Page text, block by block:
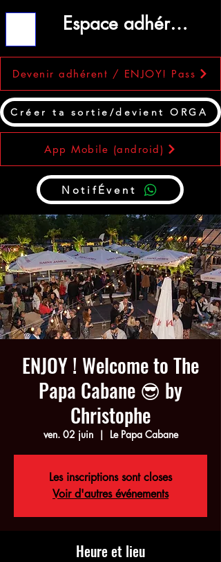
Devenir adhérent / ENJOY! Pass
Créer ta sortie/devient ORGA
Espace adhérent
NotifÉvent
App Mobile (android)
ENJOY ! Welcome to The
Papa Cabane 😎 by
Christophe
ven. 02 juin
  |
Le Papa Cabane
Les inscriptions sont closes
Voir d'autres événements
Heure et lieu